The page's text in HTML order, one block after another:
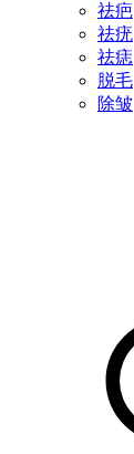
祛疤
祛疣
祛痣
脱毛
除皱